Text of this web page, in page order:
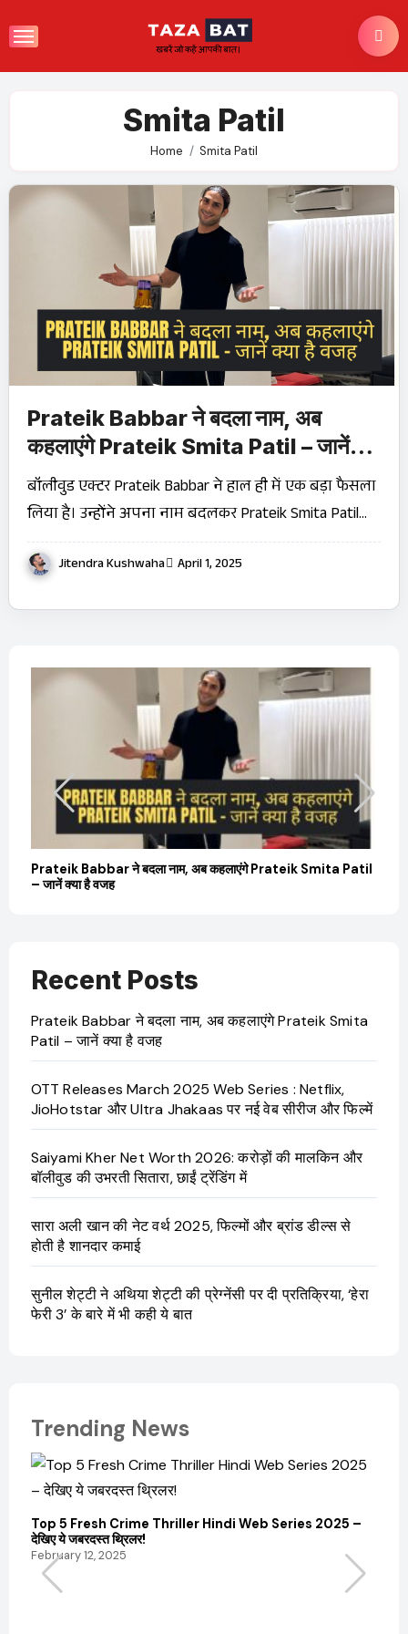
to
Smita Patil
Home Smita Patil
Prateik Babbar ने बदला नाम, अब
कहलाएंगे Prateik Smita Patil – जानें
क्या है वजह
बॉलीवुड एक्टर Prateik Babbar ने हाल ही में एक बड़ा फैसला
लिया है। उन्होंने अपना नाम बदलकर Prateik Smita Patil…
Jitendra Kushwaha April 1, 2025
Prateik Babbar ने बदला नाम, अब कहलाएंगे Prateik Smita Patil
– जानें क्या है वजह
Recent Posts
Prateik Babbar ने बदला नाम, अब कहलाएंगे Prateik Smita
Patil – जानें क्या है वजह
OTT Releases March 2025 Web Series : Netflix,
JioHotstar और Ultra Jhakaas पर नई वेब सीरीज और फिल्में
Saiyami Kher Net Worth 2026: करोड़ों की मालकिन और
बॉलीवुड की उभरती सितारा, छाईं ट्रेंडिंग में
सारा अली खान की नेट वर्थ 2025, फिल्मों और ब्रांड डील्स से
होती है शानदार कमाई
सुनील शेट्टी ने अथिया शेट्टी की प्रेग्नेंसी पर दी प्रतिक्रिया, ‘हेरा
फेरी 3’ के बारे में भी कही ये बात
Trending News
Top 5 Fresh Crime Thriller Hindi Web Series 2025 –
देखिए ये जबरदस्त थ्रिलर!
February 12, 2025